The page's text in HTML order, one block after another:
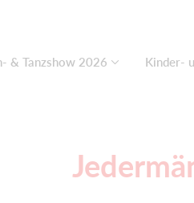
& Tanzshow 2026 Kinder-